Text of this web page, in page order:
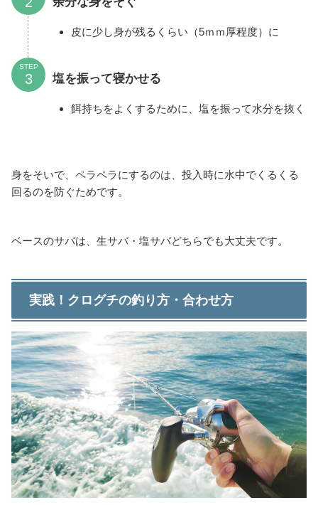
皮に少し身が残るくらい（5ｍｍ厚程度）に
STEP
塩を振って寝かせる
餌持ちをよくするために、塩を振って水分を抜く
身をそいで、ペラペラにするのは、投入時に水中でくるくる
回るのを防ぐためです。
ベースのサバは、生サバ・塩サバどちらでも大丈夫です。
実践！クログチの釣り方・合わせ方